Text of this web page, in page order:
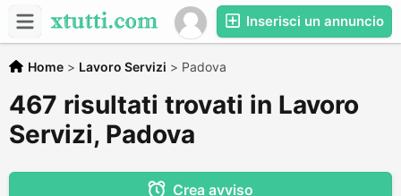
Inserisci un annuncio
Home > Lavoro Servizi > Padova
467 risultati trovati in Lavoro
Servizi, Padova
Crea avviso